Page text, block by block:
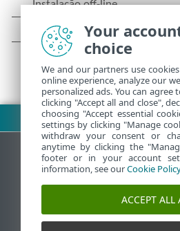
Fazer download do PDF
Base
Your
choice
We and our partners use
online experience, analyze our
personalized ads. You can
clicking "Accept all and close",
choosing "Accept essential
settings by clicking "Manage
withdraw your consent or
anytime by clicking the
footer or in your account
information, see ourCookie Policy
ACCEPT ALL